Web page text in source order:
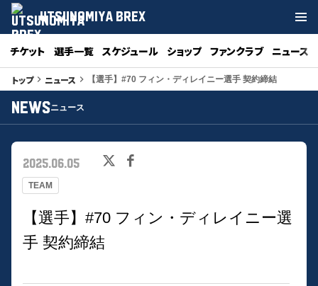
UTSUNOMIYA BREX
チケット 選手一覧 スケジュール ショップ ファンクラブ ニュース
トップkeyboard_arrow_right ニュース keyboard_arrow_right 【選手】#70 フィン・ディレイニー選手 契約締結
NEWSニュース
TEAM
2025.06.05
【選手】#70 フィン・ディレイニー選
手 契約締結